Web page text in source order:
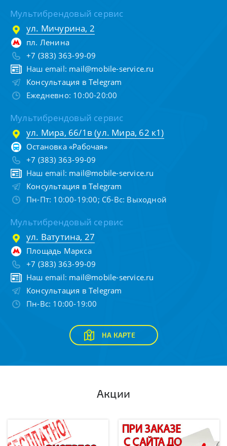
Мультибрендовый сервис
ул. Мичурина, 2
пл. Ленина
+7 (383) 363-99-09
Наш email: mail@mobile-service.ru
Консультация в Telegram
Ежедневно: 10:00-20:00
Мультибрендовый сервис
ул. Мира, 66/1в (ул. Мира, 62 к1)
Остановка «Рабочая»
+7 (383) 363-99-09
Наш email: mail@mobile-service.ru
Консультация в Telegram
Пн-Пт: 10:00-19:00; Сб-Вс: Выходной
Мультибрендовый сервис
ул. Ватутина, 27
Площадь Маркса
+7 (383) 363-99-09
Наш email: mail@mobile-service.ru
Консультация в Telegram
Пн-Вс: 10:00-19:00
НА КАРТЕ
Акции